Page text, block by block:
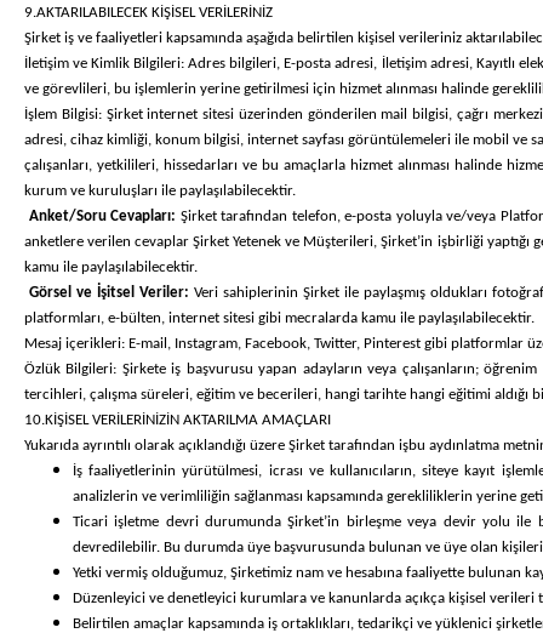
9.AKTARILABILECEK KİŞİSEL VERİLERİNİZ
Şirket iş ve faaliyetleri kapsamında aşağıda belirtilen kişisel verileriniz
İletişim ve Kimlik Bilgileri: Adres bilgileri, E-posta adresi, İletişim adresi, Kayıtlı
ve görevlileri, bu işlemlerin yerine getirilmesi için hizmet alınması halinde
İşlem Bilgisi:Şirket internet sitesi üzerinden gönderilen mail bilgisi, çağrı
adresi, cihaz kimliği, konum bilgisi, internet sayfası görüntülemeleri ile mobil ve
çalışanları, yetkilileri, hissedarları ve bu amaçlarla hizmet alınması halinde
kurum ve kuruluşları ile paylaşılabilecektir.
Anket/Soru Cevapları: Şirket tarafından telefon, e-posta yoluyla ve/veya
anketlere verilen cevaplar Şirket Yetenek ve Müşterileri, Şirket’in işbirliği
kamu ile paylaşılabilecektir.
Görsel ve İşitsel Veriler: Veri sahiplerinin Şirket ile paylaşmış oldukları
platformları, e-bülten, internet sitesi gibi mecralarda kamu ile paylaşılabilecektir.
Mesaj içerikleri: E-mail, Instagram, Facebook, Twitter, Pinterest gibi platformlar
Özlük Bilgileri: Şirkete iş başvurusu yapan adayların veya çalışanların;
tercihleri, çalışma süreleri, eğitim ve becerileri, hangi tarihte hangi eğitimi aldığı
10.KİŞİSEL VERİLERİNİZİN AKTARILMA AMAÇLARI
Yukarıda ayrıntılı olarak açıklandığı üzere Şirket tarafından işbu aydınlatma
İş faaliyetlerinin yürütülmesi, icrası ve kullanıcıların, siteye kayıt
analizlerin ve verimliliğin sağlanması kapsamında gerekliliklerin yerine
Ticari işletme devri durumunda Şirket’in birleşme veya devir yolu ile
devredilebilir. Bu durumda üye başvurusunda bulunan ve üye olan
Yetki vermiş olduğumuz, Şirketimiz nam ve hesabına faaliyette bulunan
Düzenleyici ve denetleyici kurumlara ve kanunlarda açıkça kişisel
Belirtilen amaçlar kapsamında iş ortaklıkları, tedarikçi ve yüklenici